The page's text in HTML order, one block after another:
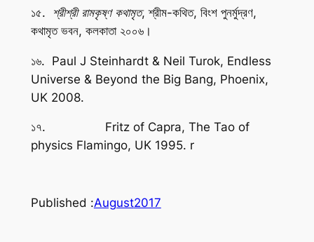
১৫. শ্রীশ্রী রামকৃষ্ণ কথামৃত, শ্রীম-কথিত, বিংশ পুনর্মুদ্রণ,
কথামৃত ভবন, কলকাতা ২০০৬।
১৬. Paul J Steinhardt & Neil Turok, Endless
Universe & Beyond the Big Bang, Phoenix,
UK 2008.
১৭. Fritz of Capra, The Tao of
physics Flamingo, UK 1995. r
Published :August2017